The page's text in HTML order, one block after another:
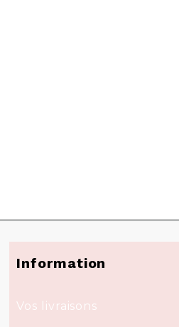
Information
Vos livraisons